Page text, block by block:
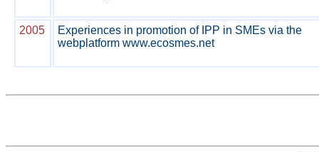
2005
Experiences in promotion of IPP in SMEs via the
webplatform www.ecosmes.net